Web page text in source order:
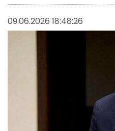
09.06.2026 18:48:26